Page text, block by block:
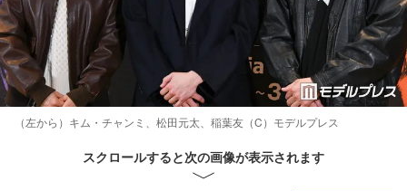
（左から）キム・チャンミ、松田元太、稲葉友（C）モデルプレス
スクロールすると次の画像が表示されます